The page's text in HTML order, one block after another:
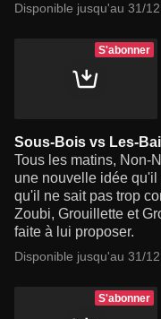
Disponible jusqu'au 31/12
S'abonner
Sous-Bois vs Les-
Tous les matins, Non-
une nouvelle idée qu'il
qu'il ne sait pas trop
Zoubi, Grouillette et
faite à lui proposer.
Disponible jusqu'au 31/12
S'abonner